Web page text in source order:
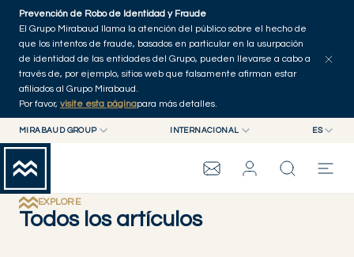
Skip to main content
Prevención de Robo de Identidad y Fraude
El Grupo Mirabaud llama la atención del público sobre el hecho de
que los intentos de fraude, basados en particular en la usurpación
de identidad de las entidades del Grupo, pueden llevarse a cabo a
través de, por ejemplo, sitios web que falsamente afirman estar
afiliados al Grupo Mirabaud.
Por favor, visite esta páginapara más detalles.
MIRABAUD GROUP
MIRABAUD ASSET MANAGEMENT
MIRABAUD INVESTMENTS
INTERNACIONAL ES
FR
GRUPO MIRABAUD
Inicio
EXPLORE
Todos los artículos